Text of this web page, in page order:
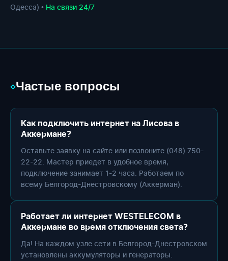
Одесса) • На связи 24/7
◇Частые вопросы
Как подключить интернет на Лисова в
Аккермане?
Оставьте заявку на сайте или позвоните (048) 750-
22-22. Мастер приедет в удобное время,
подключение занимает 1-2 часа. Работаем по
всему Белгород-Днестровскому (Аккерман).
Работает ли интернет WESTELECOM в
Аккермане во время отключения света?
Да! На каждом узле сети в Белгород-Днестровском
установлены аккумуляторы и генераторы.